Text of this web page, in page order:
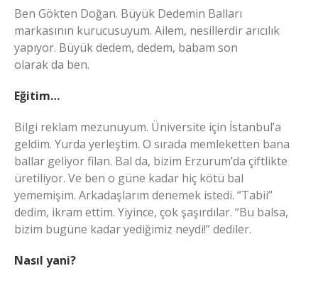
Ben Gökten Doğan. Büyük Dedemin Balları
markasının kurucusuyum. Ailem, nesillerdir arıcılık
yapıyor. Büyük dedem, dedem, babam son
olarak da ben.
Eğitim…
Bilgi reklam mezunuyum. Üniversite için İstanbul’a
geldim. Yurda yerleştim. O sırada memleketten bana
ballar geliyor filan. Bal da, bizim Erzurum’da çiftlikte
üretiliyor. Ve ben o güne kadar hiç kötü bal
yememişim. Arkadaşlarım denemek istedi. “Tabii”
dedim, ikram ettim. Yiyince, çok şaşırdılar. “Bu balsa,
bizim bugüne kadar yediğimiz neydi!” dediler.
Nasıl yani?